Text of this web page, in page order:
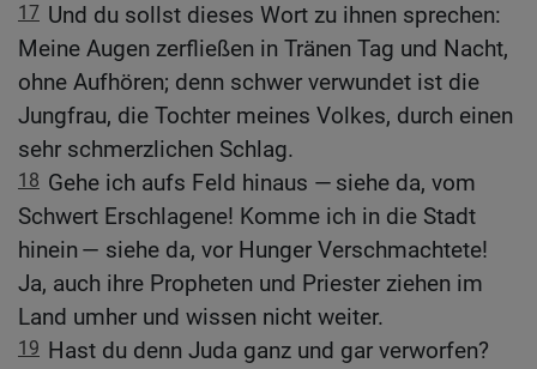
17 Und du sollst dieses Wort zu ihnen sprechen:
Meine Augen zerfließen in Tränen Tag und Nacht,
ohne Aufhören; denn schwer verwundet ist die
Jungfrau, die Tochter meines Volkes, durch einen
sehr schmerzlichen Schlag.
18 Gehe ich aufs Feld hinaus — siehe da, vom
Schwert Erschlagene! Komme ich in die Stadt
hinein — siehe da, vor Hunger Verschmachtete!
Ja, auch ihre Propheten und Priester ziehen im
Land umher und wissen nicht weiter.
19 Hast du denn Juda ganz und gar verworfen?